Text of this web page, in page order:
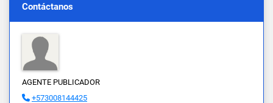
Contáctanos
AGENTE PUBLICADOR
+573008144425